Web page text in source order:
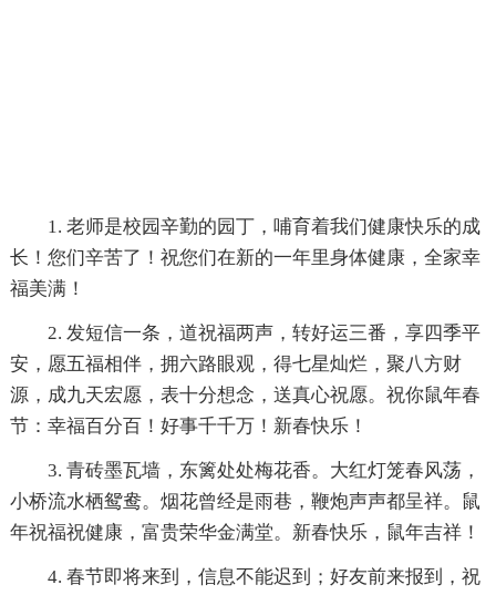
1. 老师是校园辛勤的园丁，哺育着我们健康快乐的成
长！您们辛苦了！祝您们在新的一年里身体健康，全家幸
福美满！
2. 发短信一条，道祝福两声，转好运三番，享四季平
安，愿五福相伴，拥六路眼观，得七星灿烂，聚八方财
源，成九天宏愿，表十分想念，送真心祝愿。祝你鼠年春
节：幸福百分百！好事千千万！新春快乐！
3. 青砖墨瓦墙，东篱处处梅花香。大红灯笼春风荡，
小桥流水栖鸳鸯。烟花曾经是雨巷，鞭炮声声都呈祥。鼠
年祝福祝健康，富贵荣华金满堂。新春快乐，鼠年吉祥！
4. 春节即将来到，信息不能迟到；好友前来报到，祝